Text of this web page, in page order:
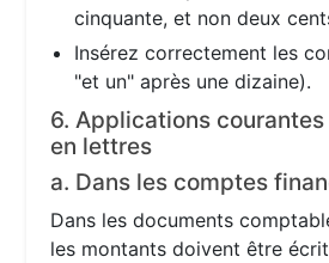
cinquante, et non deux
Insérez correctement les
"et un" après une dizaine).
6. Applications
en lettres
a. Dans les comptes
Dans les documents
les montants doivent être